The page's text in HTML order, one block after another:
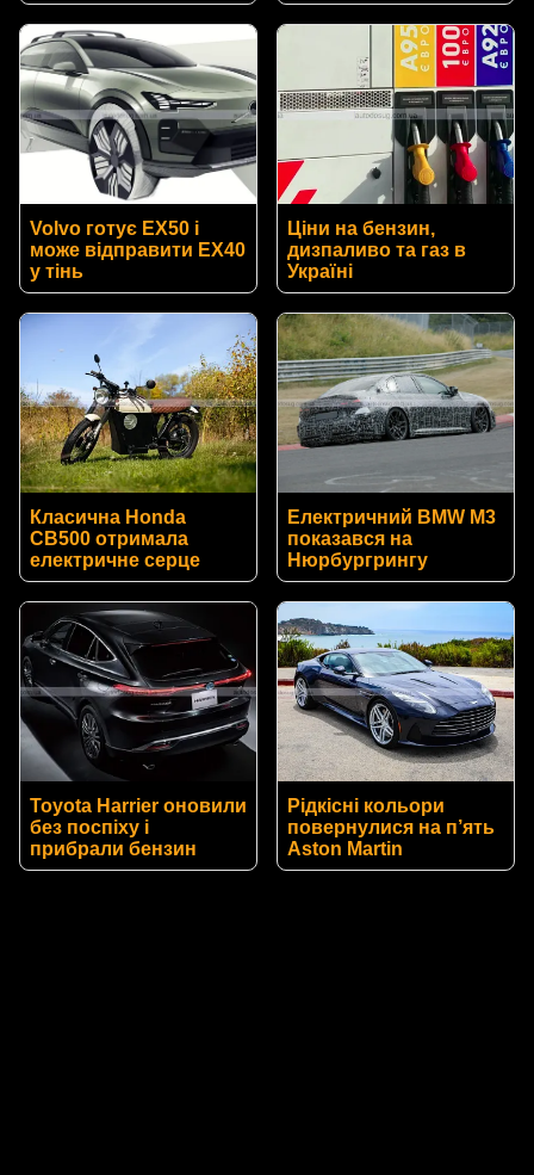
Volvo готує EX50 і
може відправити EX40
у тінь
Ціни на бензин,
дизпаливо та газ в
Україні
Класична Honda
CB500 отримала
електричне серце
Електричний BMW M3
показався на
Нюрбургрингу
Toyota Harrier оновили
без поспіху і
прибрали бензин
Рідкісні кольори
повернулися на п’ять
Aston Martin